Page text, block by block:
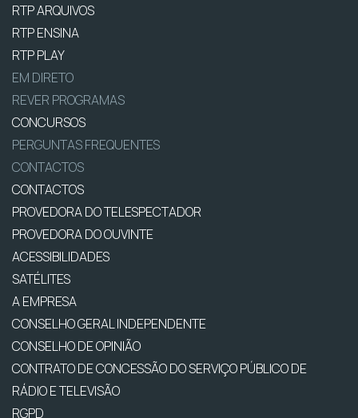
RTP ARQUIVOS
RTP ENSINA
RTP PLAY
EM DIRETO
REVER PROGRAMAS
CONCURSOS
PERGUNTAS FREQUENTES
CONTACTOS
CONTACTOS
PROVEDORA DO TELESPECTADOR
PROVEDORA DO OUVINTE
ACESSIBILIDADES
SATÉLITES
A EMPRESA
CONSELHO GERAL INDEPENDENTE
CONSELHO DE OPINIÃO
CONTRATO DE CONCESSÃO DO SERVIÇO PÚBLICO DE
RÁDIO E TELEVISÃO
RGPD